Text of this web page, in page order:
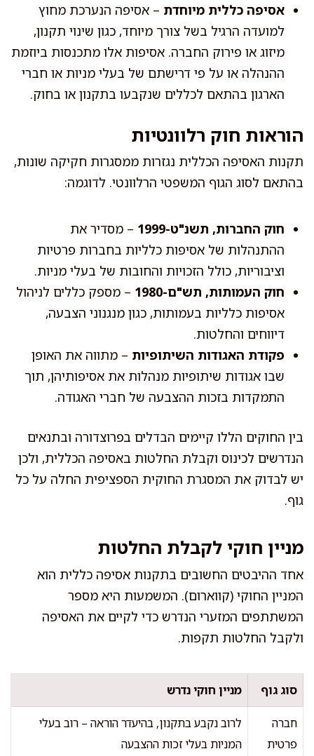
אסיפה כללית מיוחדת – אסיפה הנערכת מחוץ
למועדה הרגיל בשל צורך מיוחד, כגון שינוי תקנון,
מיזוג או פירוק החברה. אסיפות אלו מתכנסות ביוזמת
ההנהלה או על פי דרישתם של בעלי מניות או חברי
הארגון בהתאם לכללים שנקבעו בתקנון או בחוק.
הוראות חוק רלוונטיות
תקנות האסיפה הכללית נגזרות ממסגרות חקיקה שונות,
בהתאם לסוג הגוף המשפטי הרלוונטי. לדוגמה:
חוק החברות, תשנ"ט-1999
– מסדיר את
ההתנהלות של אסיפות כלליות בחברות פרטיות
וציבוריות, כולל הזכויות והחובות של בעלי מניות.
חוק העמותות, תש"ם-1980
– מספק כללים לניהול
אסיפות כלליות בעמותות, כגון מנגנוני הצבעה,
דיווחים והחלטות.
פקודת האגודות השיתופיות – מתווה את האופן
שבו אגודות שיתופיות מנהלות את אסיפותיהן, תוך
התמקדות בזכות ההצבעה של חברי האגודה.
בין החוקים הללו קיימים הבדלים בפרוצדורה ובתנאים
הנדרשים לכינוס וקבלת החלטות באסיפה הכללית, ולכן
יש לבדוק את המסגרת החוקית הספציפית החלה על כל
גוף.
מניין חוקי לקבלת החלטות
אחד ההיבטים החשובים בתקנות אסיפה כללית הוא
המניין החוקי (קווארום). המשמעות היא מספר
המשתתפים המזערי הנדרש כדי לקיים את האסיפה
ולקבל החלטות תקפות.
סוג גוף מניין חוקי נדרש
חברה
פרטית
לרוב נקבע בתקנון, בהיעדר הוראה – רוב בעלי
המניות בעלי זכות ההצבעה